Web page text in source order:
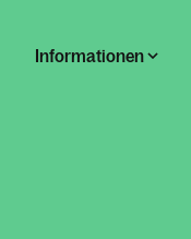
Informationen